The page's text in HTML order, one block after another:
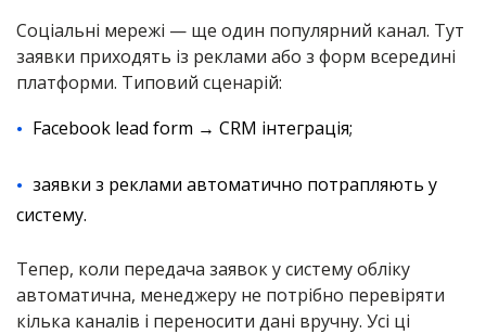
Соціальні мережі — ще один популярний канал. Тут
заявки приходять із реклами або з форм всередині
платформи. Типовий сценарій:
Facebook lead form → CRM інтеграція;
заявки з реклами автоматично потрапляють у
систему.
Тепер, коли передача заявок у систему обліку
автоматична, менеджеру не потрібно перевіряти
кілька каналів і переносити дані вручну. Усі ці